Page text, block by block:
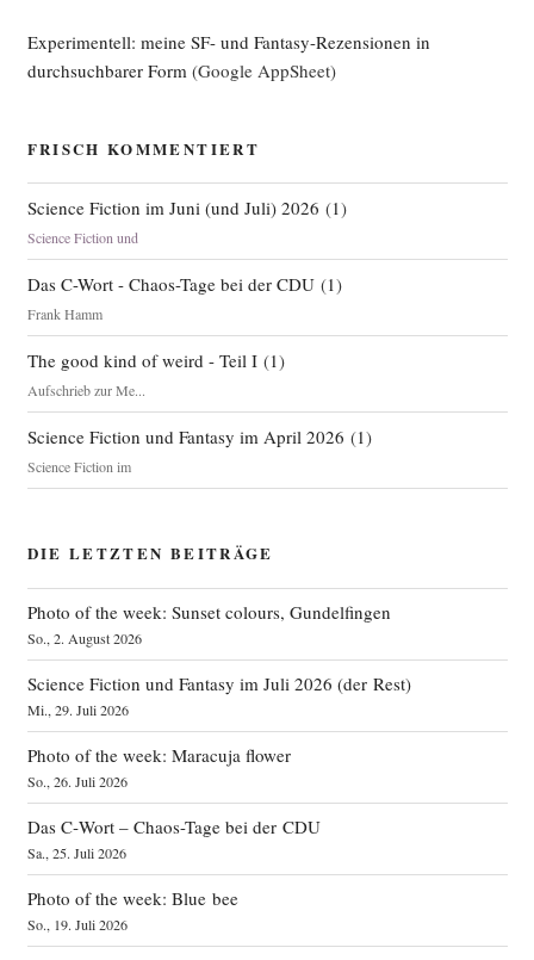
Experimentell: meine SF- und Fantasy-Rezensionen in
durchsuchbarer Form (Google AppSheet)
FRISCH KOMMENTIERT
Science Fiction im Juni (und Juli) 2026 (1)
Science Fiction und
Das C-Wort - Chaos-Tage bei der CDU(1)
Frank Hamm
The good kind of weird - Teil I(1)
Aufschrieb zur Me...
Science Fiction und Fantasy im April 2026 (1)
Science Fiction im
DIE LETZTEN BEITRÄGE
Photo of the week: Sunset colours, Gundelfingen
So., 2. August 2026
Science Fiction und Fantasy im Juli 2026 (der Rest)
Mi., 29. Juli 2026
Photo of the week: Maracuja flower
So., 26. Juli 2026
Das C‑Wort – Chaos-Tage bei der CDU
Sa., 25. Juli 2026
Photo of the week: Blue bee
So., 19. Juli 2026